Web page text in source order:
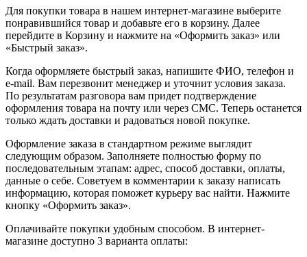
Для покупки товара в нашем интернет-магазине выберите
понравившийся товар и добавьте его в корзину. Далее
перейдите в Корзину и нажмите на «Оформить заказ» или
«Быстрый заказ».
Когда оформляете быстрый заказ, напишите ФИО, телефон и
e-mail. Вам перезвонит менеджер и уточнит условия заказа.
По результатам разговора вам придет подтверждение
оформления товара на почту или через СМС. Теперь останется
только ждать доставки и радоваться новой покупке.
Оформление заказа в стандартном режиме выглядит
следующим образом. Заполняете полностью форму по
последовательным этапам: адрес, способ доставки, оплаты,
данные о себе. Советуем в комментарии к заказу написать
информацию, которая поможет курьеру вас найти. Нажмите
кнопку «Оформить заказ».
Оплачивайте покупки удобным способом. В интернет-
магазине доступно 3 варианта оплаты: